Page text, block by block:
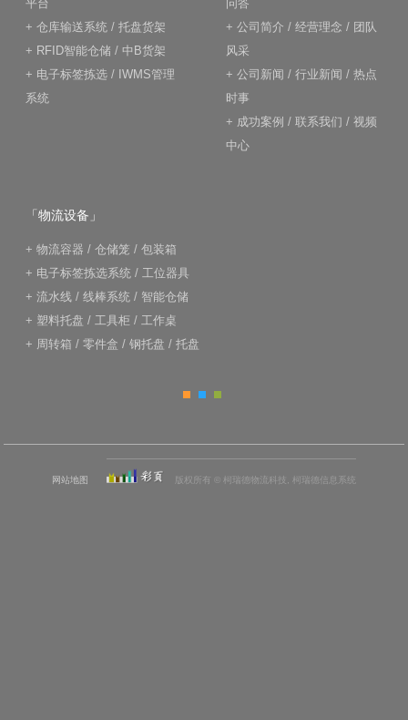
平台
+ 仓库输送系统 / 托盘货架
+ RFID智能仓储 / 中B货架
+ 电子标签拣选 / IWMS管理
系统
问答
+ 公司简介 / 经营理念 / 团队
风采
+ 公司新闻 / 行业新闻 / 热点
时事
+ 成功案例 / 联系我们 / 视频
中心
「物流设备」
+ 物流容器 / 仓储笼 / 包装箱
+ 电子标签拣选系统 / 工位器具
+ 流水线 / 线棒系统 / 智能仓储
+ 塑料托盘 / 工具柜 / 工作桌
+ 周转箱 / 零件盒 / 钢托盘 / 托盘
网站地图 版权所有 © 柯瑞德物流科技, 柯瑞德信息系统